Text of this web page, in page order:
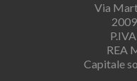
Via
REA
Capitale